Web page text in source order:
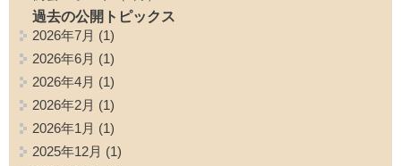
過去の公開トピックス
2026年7月 (1)
2026年6月 (1)
2026年4月 (1)
2026年2月 (1)
2026年1月 (1)
2025年12月 (1)